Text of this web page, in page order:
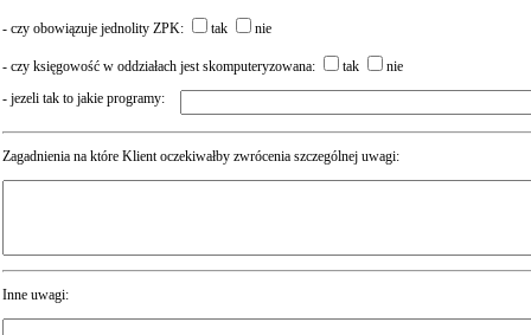
- czy obowiązuje jednolity ZPK: tak nie
- czy księgowość w oddziałach jest skomputeryzowana: tak
nie
- jezeli tak to jakie programy:
Zagadnienia na które Klient oczekiwałby zwrócenia szczególnej uwagi:
Inne uwagi: